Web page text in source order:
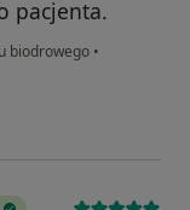
pacjenta.
biodrowego •